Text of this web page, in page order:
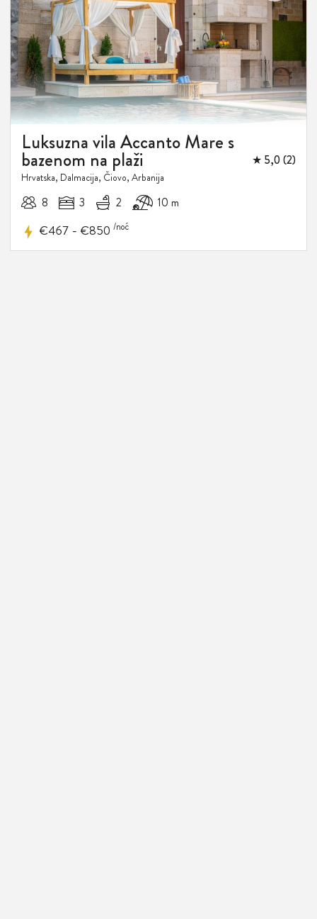
POPUST
Luksuzna vila Accanto Mare s
bazenom na plaži ★ 5,0 (2)
Hrvatska, Dalmacija, Čiovo, Arbanija
8 3 2 10 m
€467 - €850 /noć